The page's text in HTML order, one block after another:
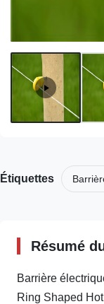
Étiquettes
Résumé
Barrière
Ring Shaped